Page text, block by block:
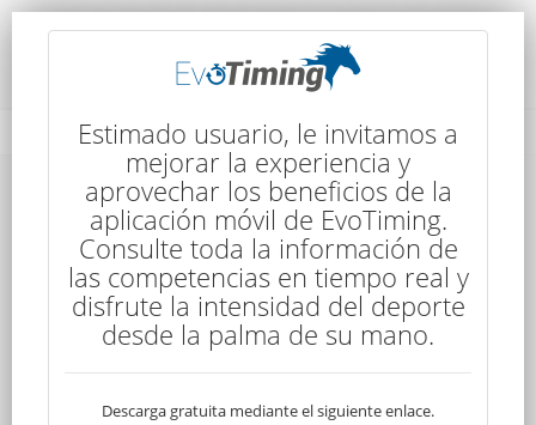
Rendimiento del Competidor
80
Clasificado
Estimado usuario, le invitamos a
mejorar la experiencia y
aprovechar los beneficios de la
aplicación móvil de EvoTiming.
Consulte toda la información de
las competencias en tiempo real y
disfrute la intensidad del deporte
desde la palma de su mano.
Descarga gratuita mediante el siguiente enlace.